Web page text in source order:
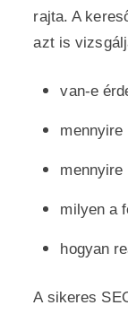
rajta. A
azt is
van-e
mennyire
mennyire
milyen a
hogyan
A sikeres